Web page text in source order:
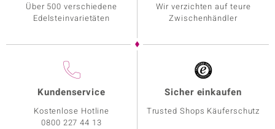
Über 500 verschiedene
Edelsteinvarietäten
Wir verzichten auf teure
Zwischenhändler
Kundenservice
Kostenlose Hotline
0800 227 44 13
Sicher einkaufen
Trusted Shops Käuferschutz